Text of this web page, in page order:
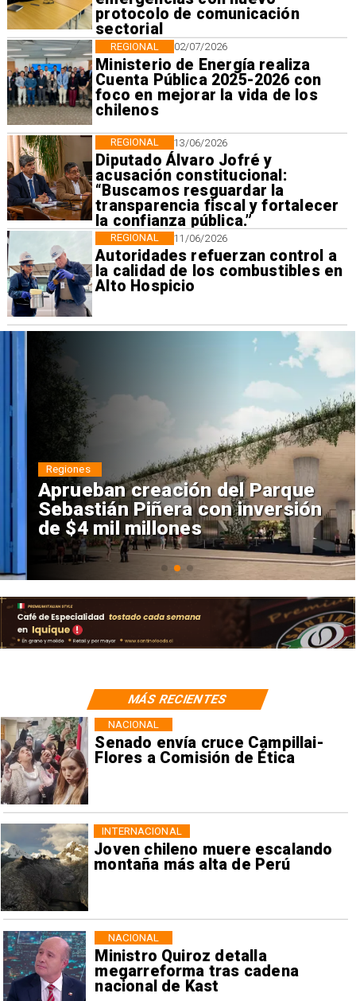
protocolo de comunicación
sectorial
02/07/2026
Ministerio de Energía realiza
Cuenta Pública 2025-2026 con
foco en mejorar la vida de los
chilenos
REGIONAL
13/06/2026
Diputado Álvaro Jofré y
acusación constitucional:
“Buscamos resguardar la
transparencia fiscal y fortalecer
la confianza pública.”
REGIONAL
11/06/2026
Autoridades refuerzan control a
la calidad de los combustibles en
Alto Hospicio
REGIONAL
Aprueban creación del Parque
Sebastián Piñera con inversión
de $4 mil millones
Regiones
Senado envía cruce Campillai-
Flores a Comisión de Ética
NACIONAL
Joven chileno muere escalando
montaña más alta de Perú
INTERNACIONAL
Ministro Quiroz detalla
megarreforma tras cadena
nacional de Kast
NACIONAL
MÁS RECIENTES